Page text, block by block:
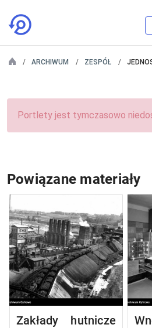
ARCHIWUM ZESPÓŁ
Portlety jest tymczasowo
Powiązane materiały
Zakłady hutnicze